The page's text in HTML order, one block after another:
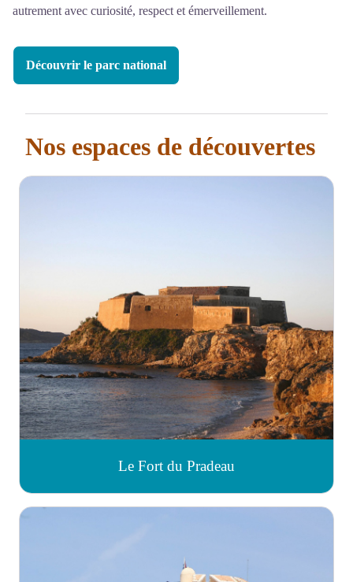
autrement avec curiosité, respect et émerveillement.
Découvrir le parc national
Nos espaces de découvertes
Le Fort du Pradeau